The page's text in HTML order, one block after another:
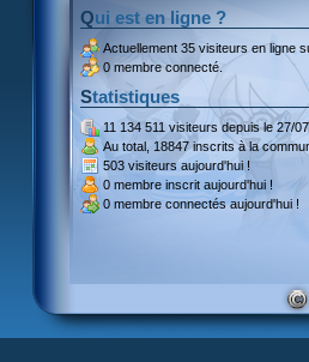
Qui est en ligne ?
Actuellement 35 visiteurs en ligne
0 membre connecté.
Statistiques
11 134 511 visiteurs depuis le 27/
Au total, 18847 inscritsà la
503 visiteurs aujourd'hui !
0 membre inscrit aujourd'hui !
0 membre connectés aujourd'hui !